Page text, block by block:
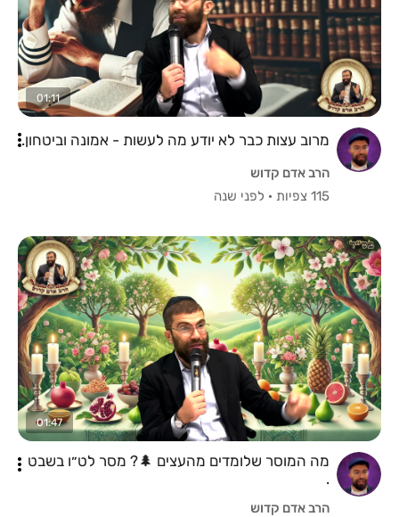
01:11
מרוב עצות כבר לא יודע מה לעשות - אמונה וביטחון.
הרב אדם קדוש
115 צפיות
· לפני שנה
01:47
מה המוסר שלומדים מהעצים 🌲? מסר לט״ו בשבט
.
הרב אדם קדוש